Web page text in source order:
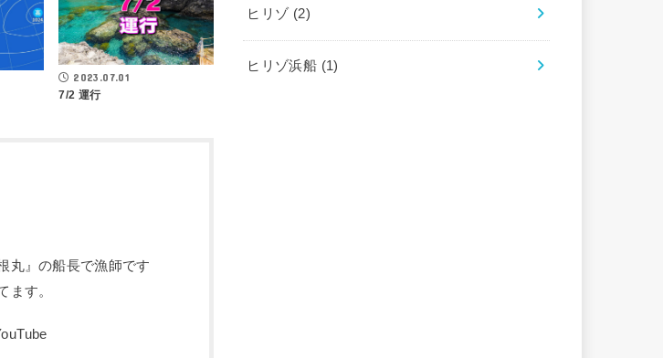
2023.07.01
7/2 運行
丸』の船長で漁師です
ます。
ヒリゾ (2)
ヒリゾ浜船 (1)